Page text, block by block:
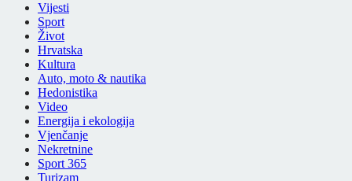
Vijesti
Sport
Život
Hrvatska
Kultura
Auto, moto & nautika
Hedonistika
Video
Energija i ekologija
Vjenčanje
Nekretnine
Sport 365
Turizam